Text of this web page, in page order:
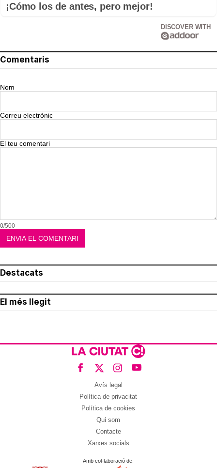
¡Cómo los de antes, pero mejor!
DISCOVER WITH
Comentaris
Nom
Correu electrònic
El teu comentari
0/500
Destacats
El més llegit
Avís legal
Política de privacitat
Política de cookies
Qui som
Contacte
Xarxes socials
Amb col·laboració de: